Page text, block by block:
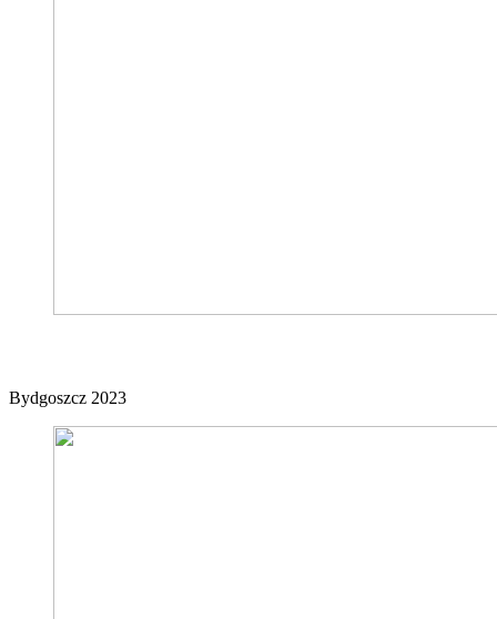
Bydgoszcz 2023